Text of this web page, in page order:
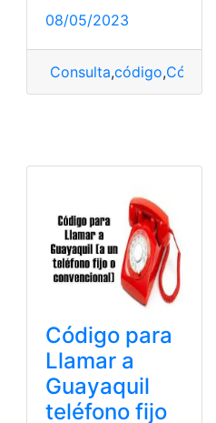
08/05/2023
Consulta,código,
Código para
Llamar a
Guayaquil
teléfono fijo